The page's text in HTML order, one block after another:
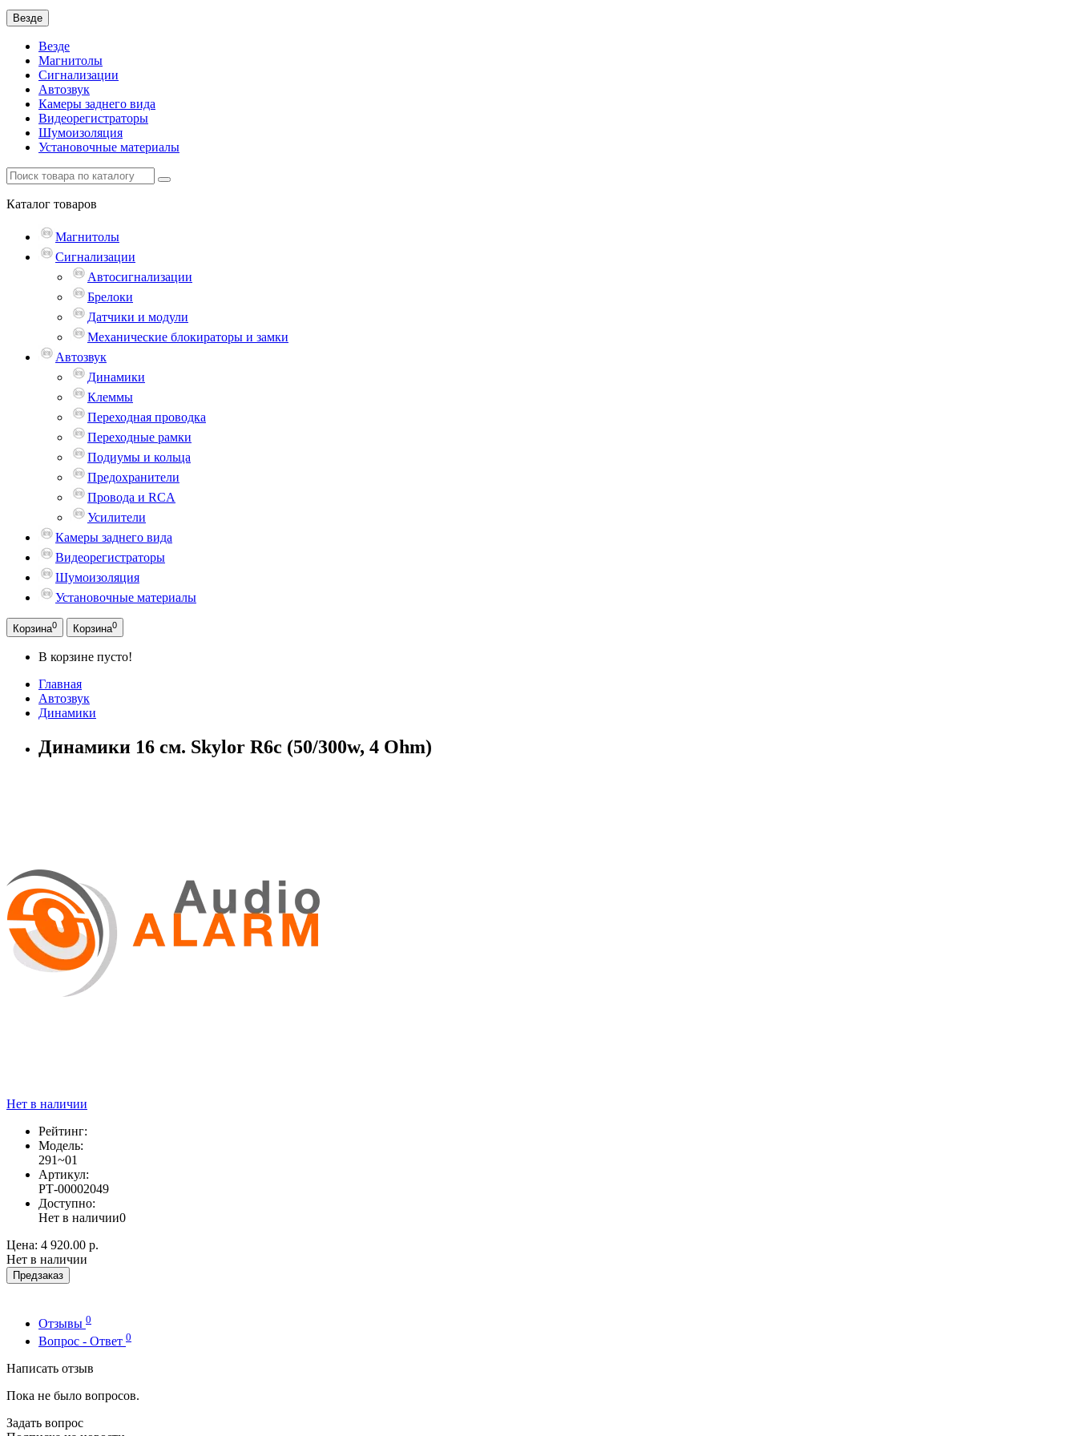
Везде
Везде
Магнитолы
Сигнализации
Автозвук
Камеры заднего вида
Видеорегистраторы
Шумоизоляция
Установочные материалы
Каталог товаров
Магнитолы
Сигнализации
Автосигнализации
Брелоки
Датчики и модули
Механические блокираторы и замки
Автозвук
Динамики
Клеммы
Переходная проводка
Переходные рамки
Подиумы и кольца
Предохранители
Провода и RCA
Усилители
Камеры заднего вида
Видеорегистраторы
Шумоизоляция
Установочные материалы
Корзина0 Корзина0
В корзине пусто!
Главная
Автозвук
Динамики
Динамики 16 см. Skylor R6c (50/300w, 4 Ohm)
Нет в наличии
Рейтинг:
Модель:
291~01
Артикул:
РТ-00002049
Доступно:
Нет в наличии0
Цена: 4 920.00 р.
Нет в наличии
Предзаказ
Отзывы 0
Вопрос - Ответ 0
Написать отзыв
Пока не было вопросов.
Задать вопрос